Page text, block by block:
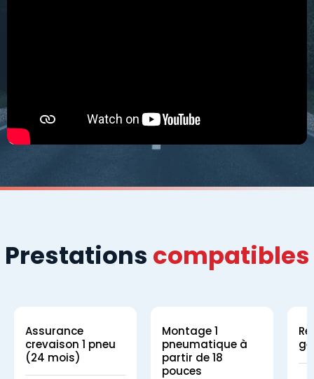
Prestations compatibles
Assurance
crevaison 1 pneu
(24 mois)
Montage 1
pneumatique à
partir de 18
pouces